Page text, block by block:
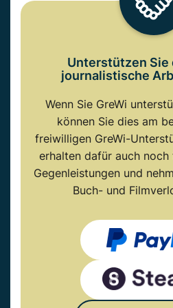
Unterstützen Sie
journalistische
Wenn Sie GreWi
können Sie dies am
freiwilligen GreWi-
erhalten dafür auch noch
Gegenleistungen und
Buch- und